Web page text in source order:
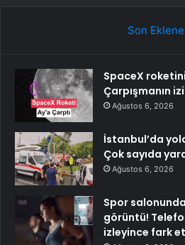
Son
SpaceX
Çarpışmanın
Ağustos 6, 2026
İstanbul’da
Çok sayıda
Ağustos 6, 2026
Spor
görüntü!
izleyince fark